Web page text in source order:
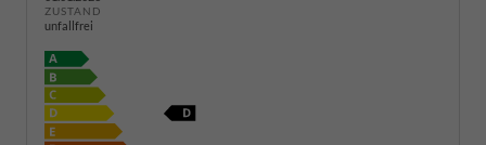
ZUSTAND
unfallfrei